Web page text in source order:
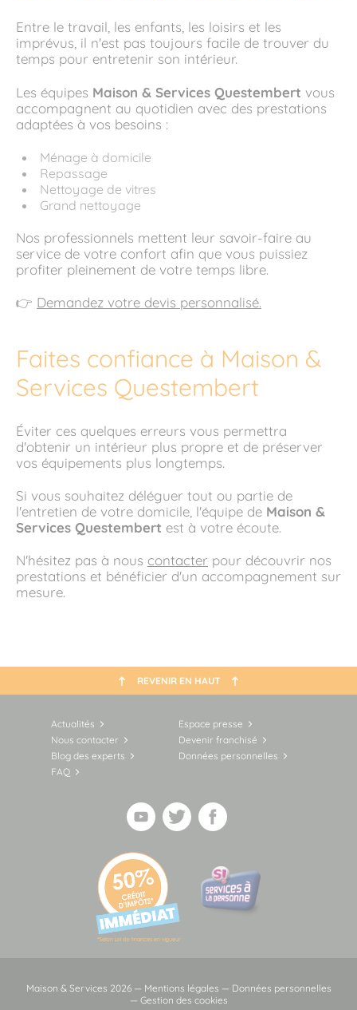
Entre le travail, les enfants, les loisirs et les
imprévus, il n'est pas toujours facile de trouver du
temps pour entretenir son intérieur.
Les équipes Maison & Services Questembert vous
accompagnent au quotidien avec des prestations
adaptées à vos besoins :
Ménage à domicile
Repassage
Nettoyage de vitres
Grand nettoyage
Nos professionnels mettent leur savoir-faire au
service de votre confort afin que vous puissiez
profiter pleinement de votre temps libre.
👉 Demandez votre devis personnalisé.
Faites confiance à Maison &
Services Questembert
Éviter ces quelques erreurs vous permettra
d'obtenir un intérieur plus propre et de préserver
vos équipements plus longtemps.
Si vous souhaitez déléguer tout ou partie de
l'entretien de votre domicile, l'équipe de Maison &
Services Questembert est à votre écoute.
N'hésitez pas à nous contacter pour découvrir nos
prestations et bénéficier d'un accompagnement sur
mesure.
REVENIR EN HAUT
Actualités
Espace presse
Nous contacter
Devenir franchisé
Blog des experts
Données personnelles
FAQ
Maison & Services 2026 — Mentions légales — Données personnelles
— Gestion des cookies